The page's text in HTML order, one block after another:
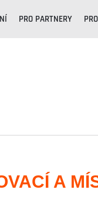
PRO PARTNERY
A